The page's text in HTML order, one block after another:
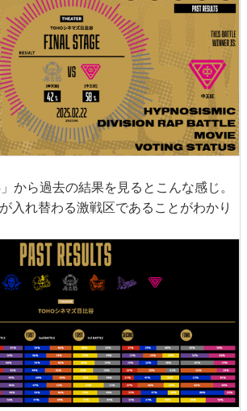
」から過去の結果を見るとこんな感じ。
入れ替わる激戦区であることがわかり